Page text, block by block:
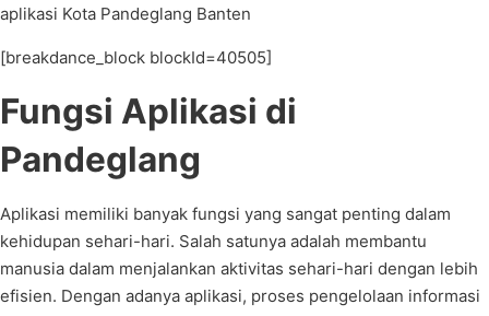
aplikasi Kota Pandeglang Banten
[breakdance_block blockId=40505]
Fungsi Aplikasi di
Pandeglang
Aplikasi memiliki banyak fungsi yang sangat penting dalam
kehidupan sehari-hari. Salah satunya adalah membantu
manusia dalam menjalankan aktivitas sehari-hari dengan lebih
efisien. Dengan adanya aplikasi, proses pengelolaan informasi